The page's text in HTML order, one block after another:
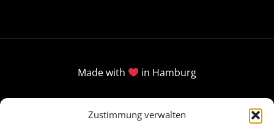
Zustimmung verwalten
Made with in Hamburg